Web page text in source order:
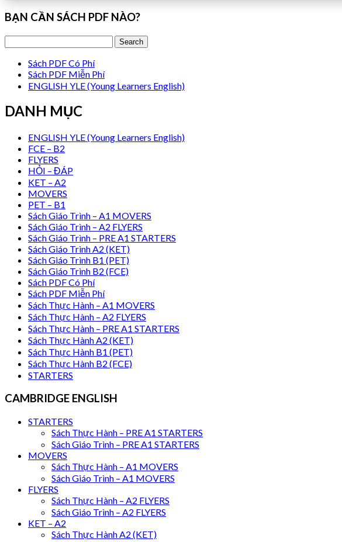
BẠN CẦN SÁCH PDF NÀO?
Sách PDF Có Phí
Sách PDF Miễn Phí
ENGLISH YLE (Young Learners English)
DANH MỤC
ENGLISH YLE (Young Learners English)
FCE – B2
FLYERS
HỎI – ĐÁP
KET – A2
MOVERS
PET – B1
Sách Giáo Trình – A1 MOVERS
Sách Giáo Trình – A2 FLYERS
Sách Giáo Trình – PRE A1 STARTERS
Sách Giáo Trình A2 (KET)
Sách Giáo Trình B1 (PET)
Sách Giáo Trình B2 (FCE)
Sách PDF Có Phí
Sách PDF Miễn Phí
Sách Thực Hành – A1 MOVERS
Sách Thực Hành – A2 FLYERS
Sách Thực Hành – PRE A1 STARTERS
Sách Thực Hành A2 (KET)
Sách Thực Hành B1 (PET)
Sách Thực Hành B2 (FCE)
STARTERS
CAMBRIDGE ENGLISH
STARTERS
Sách Thực Hành – PRE A1 STARTERS
Sách Giáo Trình – PRE A1 STARTERS
MOVERS
Sách Thực Hành – A1 MOVERS
Sách Giáo Trình – A1 MOVERS
FLYERS
Sách Thực Hành – A2 FLYERS
Sách Giáo Trình – A2 FLYERS
KET – A2
Sách Thực Hành A2 (KET)